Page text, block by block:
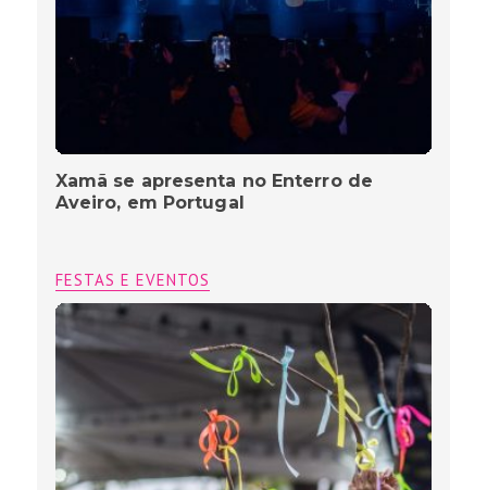
Xamã se apresenta no Enterro de
Aveiro, em Portugal
FESTAS E EVENTOS